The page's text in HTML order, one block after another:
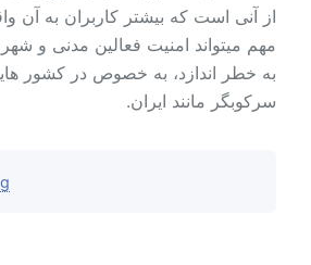
از آنی است که بیشتر کاربران به آن
مهم میتواند امنیت فعالین مدنی و
به خطر اندازد، به خصوص در کشور
سرکوبگر مانند ایران.